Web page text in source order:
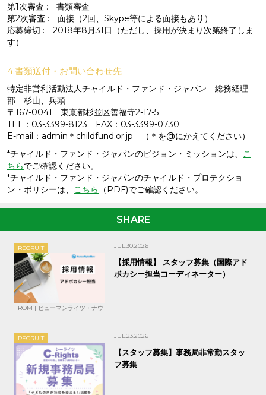
第1次審査 : 書類審査
第2次審査 : 面接（2回、Skype等による面接もあり）
応募締切 : 2018年8月31日（ただし、採用が決まり次第終了しま
す）
4.書類送付・お問い合わせ先
特定非営利活動法人チャイルド・ファンド・ジャパン 総務経理
部 杉山、兵頭
〒167-0041 東京都杉並区善福寺2-17-5
TEL：03-3399-8123 FAX：03-3399-0730
E-mail：admin＊childfund.or.jp （＊を@にかえてください）
*チャイルド・ファンド・ジャパンのビジョン・ミッションは、 こ
ちらでご確認ください。
*チャイルド・ファンド・ジャパンのチャイルド・プロテクショ
ン・ポリシーは、 こちら （PDF)でご確認ください。
SHARE
RECRUIT JUL.30.2026
【採用情報】 スタッフ募集（国際アド
ボカシー担当コーディネーター）
FROM | ヒューマンライツ・ナウ
RECRUIT JUL.23.2026
【スタッフ募集】事務局非常勤スタッ
フ募集